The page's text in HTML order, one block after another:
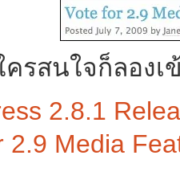
ครสนใจก็ลอง
2.8.1
2.9 Media